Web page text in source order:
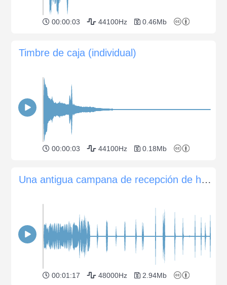
00:00:03 44100Hz 0.46Mb
Timbre de caja (individual)
00:00:03 44100Hz 0.18Mb
Una antigua campana de recepción de hotel, de una o varias señales
00:01:17 48000Hz 2.94Mb